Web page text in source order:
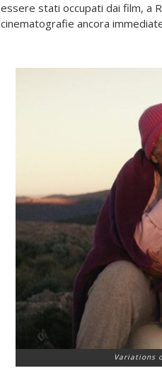
essere stati occupati dai film, a
cinematografie ancora
Variations